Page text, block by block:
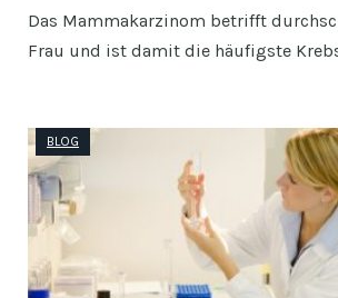
Das Mammakarzinom betrifft
Frau und ist damit die häufigste
BLOG